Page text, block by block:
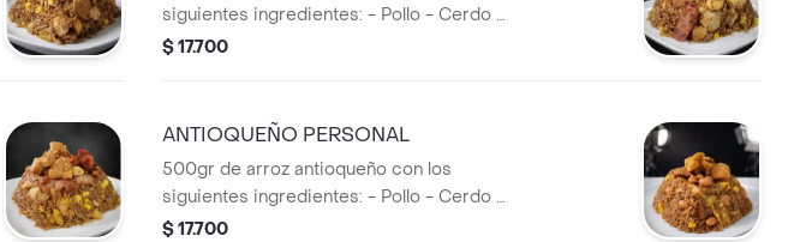
siguientes ingredientes: - Pollo - Cerdo -
Maíz - Chorizo - Costilla.
$ 17.700
ANTIOQUEÑO PERSONAL
500gr de arroz antioqueño con los
siguientes ingredientes: - Pollo - Cerdo -
Chicharrón - Plátano - Maíz - Frijol
$ 17.700